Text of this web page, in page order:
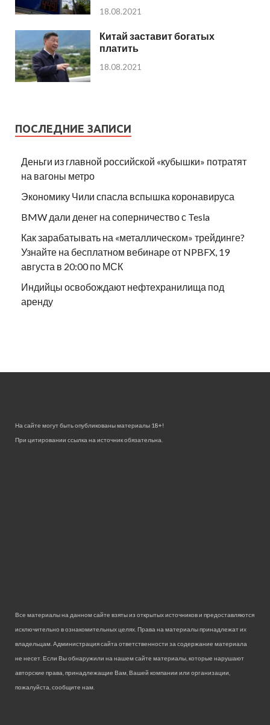
18.08.2021
Китай заставит богатых
платить
18.08.2021
ПОСЛЕДНИЕ ЗАПИСИ
Деньги из главной российской «кубышки» потратят
на вагоны метро
Экономику Чили спасла вспышка коронавируса
BMW дали денег на соперничество с Tesla
Как зарабатывать на «металлическом» трейдинге?
Узнайте на бесплатном вебинаре от NPBFX, 19
августа в 20:00 по МСК
Индийцы освобождают нефтехранилища под
аренду
На сайте могут быть опубликованы материалы 18+!
При цитировании ссылка на источник обязательна.
Все материалы на данном сайте взяты из открытых источников и предоставляются
исключительно в ознакомительных целях. Права на материалы принадлежат их
владельцам. Администрация сайта ответственности за содержание материала
не несет. Если Вы обнаружили на нашем сайте материалы, которые нарушают
авторские права, принадлежащие Вам, Вашей компании или организации,
пожалуйста, сообщите нам.